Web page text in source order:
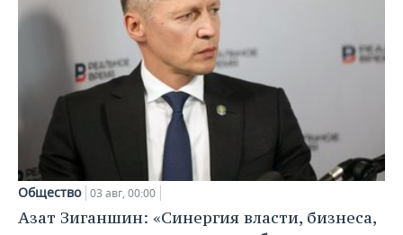
Общество 03 авг, 00:00
Азат Зиганшин: «Синергия власти, бизнеса,